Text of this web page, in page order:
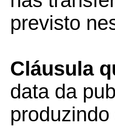
previsto
Cláusula
data da